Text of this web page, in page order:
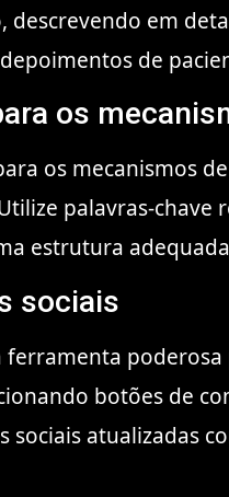
descrevendo em
de
os
os mecanismos
palavras-
estrutura
sociais
ferramenta
botões de
sociais atualizadas